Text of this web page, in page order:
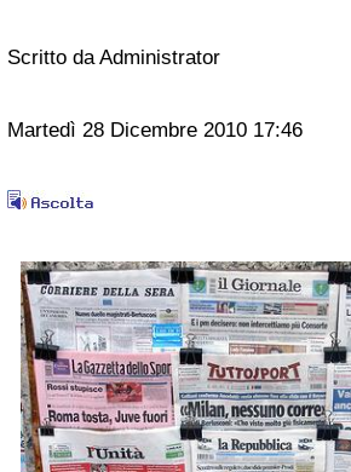
Scritto da Administrator
Martedì 28 Dicembre 2010 17:46